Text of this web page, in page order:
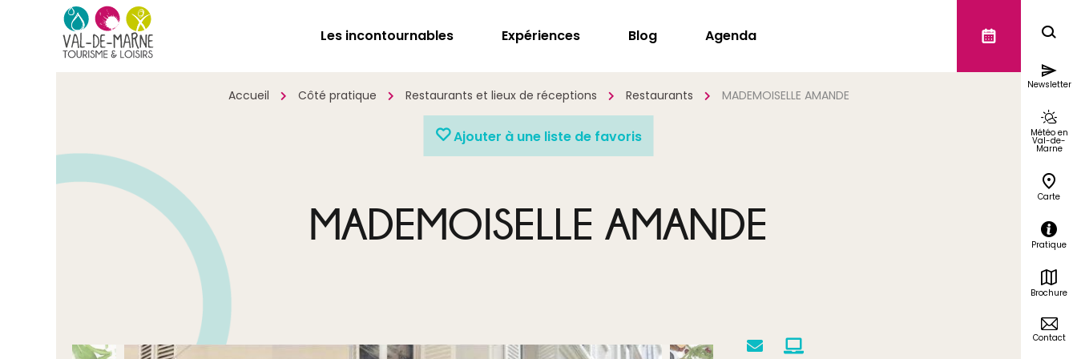
Les incontournables Expériences Blog Agenda
Accueil Côté pratique Restaurants et lieux de réceptions Restaurants MADEMOISELLE AMANDE
Newsletter
Météo en
Val-de-
Marne
Carte
Pratique
Brochure
Contact
Ajouter à une liste de favoris
MADEMOISELLE AMANDE